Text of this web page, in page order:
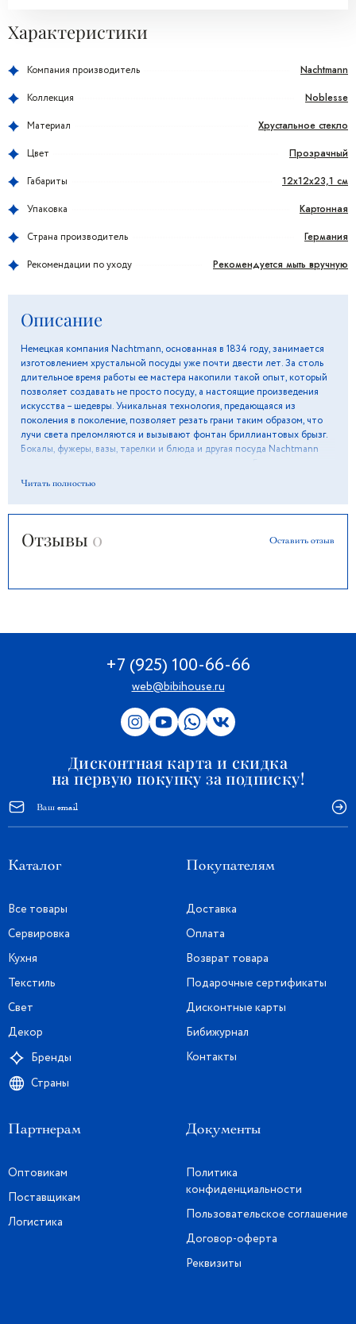
Характеристики
Компания производитель Nachtmann
Коллекция Noblesse
Материал Хрустальное стекло
Цвет Прозрачный
Габариты 12x12x23,1 см
Упаковка Картонная
Страна производитель Германия
Рекомендации по уходу Рекомендуется мыть вручную
Описание
Немецкая компания Nachtmann, основанная в 1834 году, занимается
изготовлением хрустальной посуды уже почти двести лет. За столь
длительное время работы ее мастера накопили такой опыт, который
позволяет создавать не просто посуду, а настоящие произведения
искусства – шедевры. Уникальная технология, предающаяся из
поколения в поколение, позволяет резать грани таким образом, что
лучи света преломляются и вызывают фонтан бриллиантовых брызг.
Бокалы, фужеры, вазы, тарелки и блюда и другая посуда Nachtmann
современным технологиям производства кристальная прозрачность и
бокалов воистину неповторим. Сегодня мастера используют и стекло,
стеклу формы происходит только вручную, что гарантирует качество
каждого предмета посуды.
Читать полностью
Отзывы 0 Оставить отзыв
+7 (925) 100-66-66
web@bibihouse.ru
Дисконтная карта и скидка
на первую покупку за подписку!
Каталог
Все товары
Сервировка
Кухня
Текстиль
Свет
Декор
Бренды
Страны
Покупателям
Доставка
Оплата
Возврат товара
Подарочные сертификаты
Дисконтные карты
Бибижурнал
Контакты
Партнерам
Оптовикам
Поставщикам
Логистика
Документы
Политика
конфиденциальности
Пользовательское соглашение
Договор-оферта
Реквизиты